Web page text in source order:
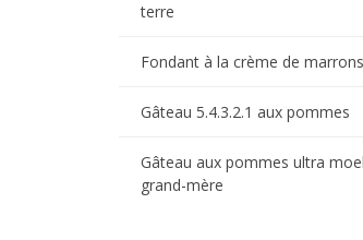
terre
Fondant à la crème de marrons
Gâteau 5.4.3.2.1 aux pommes
Gâteau aux pommes ultra
grand-mère